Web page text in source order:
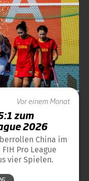
Vor einem Monat
zum
2026
China im
Pro League
vier Spielen.